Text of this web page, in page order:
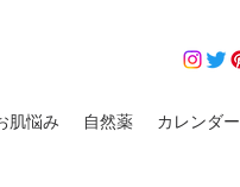
肌悩み 自然薬 カレンダー